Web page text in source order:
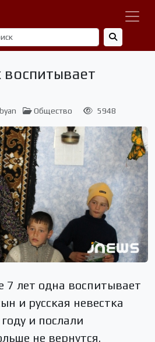
Общество 5948
лет одна воспитывает
и русская невестка
и послали
не вернутся.